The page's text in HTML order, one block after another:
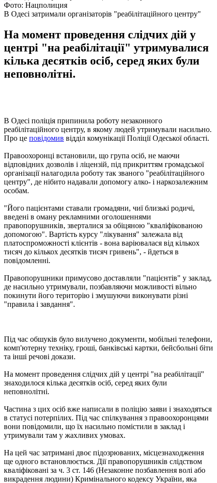
Фото: Нацполиция
В Одесі затримали організаторів "реабілітаційного центру"
На момент проведення слідчих дій у
центрі "на реабілітації" утримувалися
кілька десятків осіб, серед яких були
неповнолітні.
В Одесі поліція припинила роботу незаконного
реабілітаційного центру, в якому людей утримували насильно.
Про це повідомив відділ комунікації Поліції Одеської області.
Правоохоронці встановили, що група осіб, не маючи
відповідних дозволів і ліцензій, під прикриттям громадської
організації налагодила роботу так званого "реабілітаційного
центру", де нібито надавали допомогу алко- і наркозалежним
особам.
"Його пацієнтами ставали громадяни, чиї близькі родичі,
введені в оману рекламними оголошеннями
правопорушників, зверталися за обіцяною "кваліфікованою
допомогою". Вартість курсу "лікування" залежала від
платоспроможності клієнтів - вона варіювалася від кількох
тисяч до кількох десятків тисяч гривень", - йдеться в
повідомленні.
Правопорушники примусово доставляли "пацієнтів" у заклад,
де насильно утримували, позбавляючи можливості вільно
покинути його територію і змушуючи виконувати різні
"правила і завдання".
Під час обшуків було вилучено документи, мобільні телефони,
комп'ютерну техніку, гроші, банківські картки, бейсбольні біти
та інші речові докази.
На момент проведення слідчих дій у центрі "на реабілітації"
знаходилося кілька десятків осіб, серед яких були
неповнолітні.
Частина з цих осіб вже написали в поліцію заяви і знаходяться
в статусі потерпілих. Під час спілкування з правоохоронцями
вони повідомили, що їх насильно помістили в заклад і
утримували там у жахливих умовах.
На цей час затримані двоє підозрюваних, місцезнаходження
ще одного встановлюється. Дії правопорушників слідством
кваліфіковані за ч. 3 ст. 146 (Незаконне позбавлення волі або
викрадення людини) Кримінального кодексу України, яка